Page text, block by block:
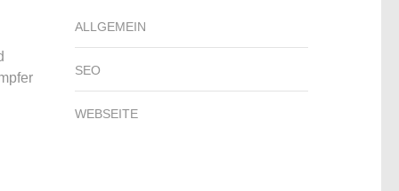
ALLGEMEIN
SEO
WEBSEITE